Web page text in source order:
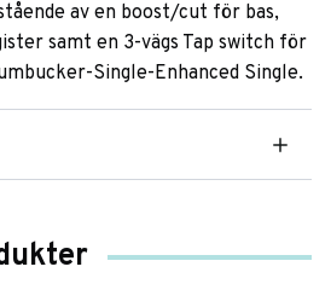
av en boost/cut för bas,
samt en 3-vägs Tap switch för
Single-Enhanced Single.